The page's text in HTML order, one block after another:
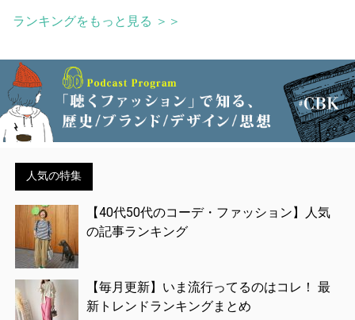
ランキングをもっと見る ＞＞
人気の特集
【40代50代のコーデ・ファッション】人気
の記事ランキング
【毎月更新】いま流行ってるのはコレ！ 最
新トレンドランキングまとめ